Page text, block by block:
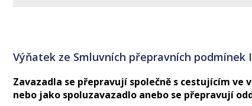
Výňatek ze Smluvních přepravních podmínek
Zavazadla se přepravují společně s cestujícím
nebo jako spoluzavazadlo anebo se přepravují